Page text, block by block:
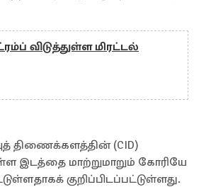
விடுத்துள்ள மிரட்டல்
திணைக்களத்தின் (CID)
இடத்தை மாற்றுமாறும் கோரியே
குறிப்பிடப்பட்டுள்ளது.